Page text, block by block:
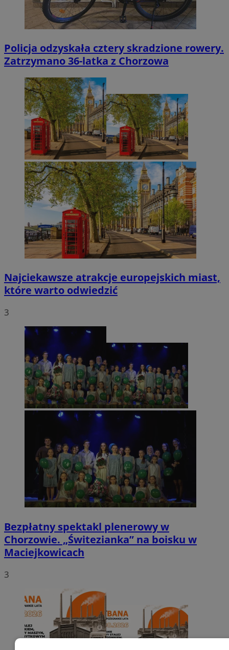
Policja odzyskała cztery skradzione rowery.
Zatrzymano 36-latka z Chorzowa
Najciekawsze atrakcje europejskich miast,
które warto odwiedzić
3
Bezpłatny spektakl plenerowy w
Chorzowie. „Świtezianka” na boisku w
Maciejkowicach
3